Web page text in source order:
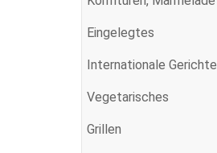
Eingelegtes
Internationale Gerichte
Vegetarisches
Grillen